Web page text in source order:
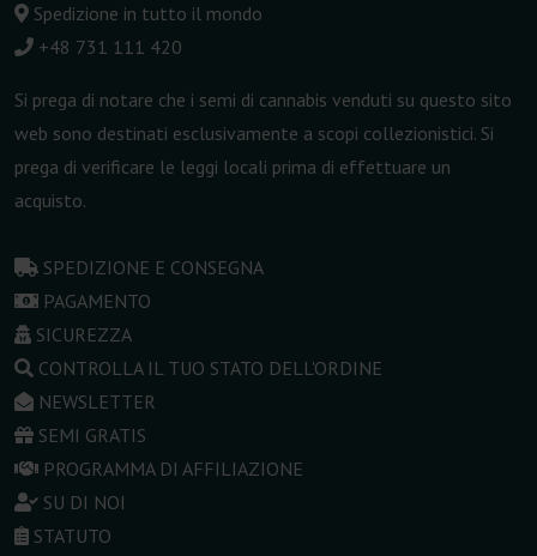
Spedizione in tutto il mondo
+48 731 111 420
Si prega di notare che i semi di cannabis venduti su questo sito
web sono destinati esclusivamente a scopi collezionistici. Si
prega di verificare le leggi locali prima di effettuare un
acquisto.
SPEDIZIONE E CONSEGNA
PAGAMENTO
SICUREZZA
CONTROLLA IL TUO STATO DELL'ORDINE
NEWSLETTER
SEMI GRATIS
PROGRAMMA DI AFFILIAZIONE
SU DI NOI
STATUTO